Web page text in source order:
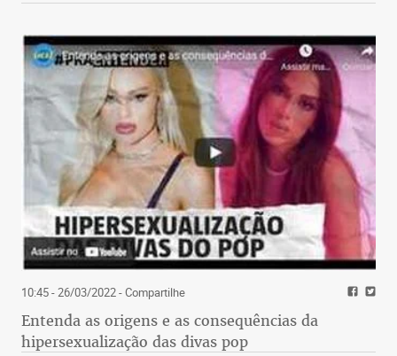
10:45 - 26/03/2022- Compartilhe
Entenda as origens e as consequências da
hipersexualização das divas pop